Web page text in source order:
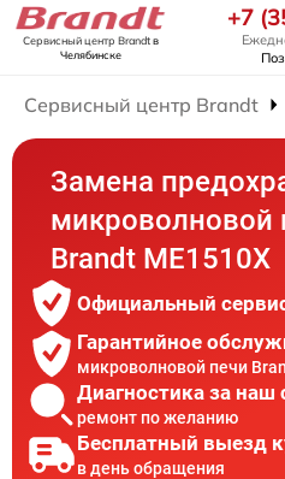
Сервисный центр Brandtв
Челябинске
+7
Сервисный центр Brandt
Замена
микроволновой
Brandt ME1510X
Официальный
Гарантийное
микроволновой печи
Диагностика за наш
ремонт по желанию
Бесплатный выезд
в день обращения